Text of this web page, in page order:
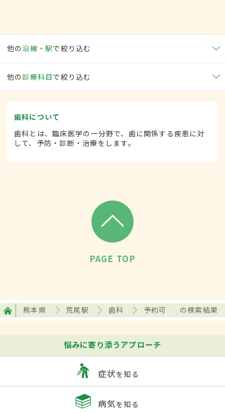
他の沿線・駅で絞り込む
他の 診療科目で絞り込む
歯科について
歯科とは、臨床医学の一分野で、歯に関係する疾患に対
して、予防・診断・治療をします。
PAGE TOP
熊本県 荒尾駅 歯科 予約可 の検索結果
悩みに寄り添うアプローチ
症状を知る
病気を知る